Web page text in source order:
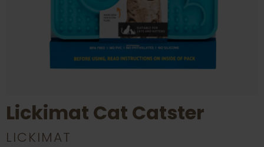
Lickimat Cat Catster
LICKIMAT